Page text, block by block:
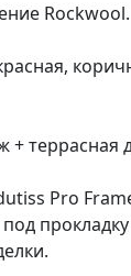
Rockwool.
террасная
Pro